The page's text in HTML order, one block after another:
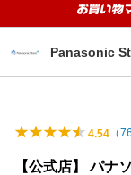
Panasonic
4.54 （76
【公式店】 パナ